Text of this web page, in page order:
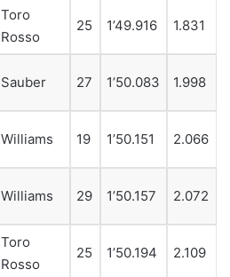
Toro
Rosso
25 1’49.916 1.831
Sauber 27 1’50.083 1.998
Williams 19 1’50.151 2.066
Williams 29 1’50.157 2.072
Toro
Rosso
25 1’50.194 2.109